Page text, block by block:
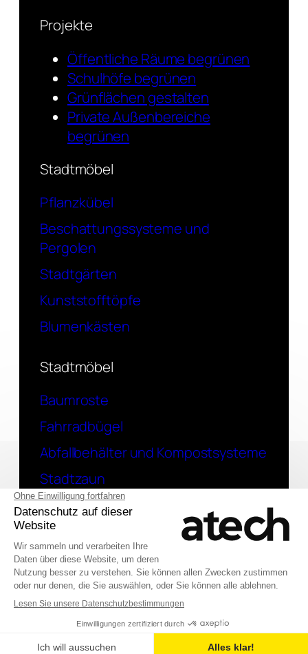
Projekte
Öffentliche Räume begrünen
Schulhöfe begrünen
Grünflächen gestalten
Private Außenbereiche
begrünen
Stadtmöbel
Pflanzkübel
Beschattungssysteme und
Pergolen
Stadtgärten
Kunststofftöpfe
Blumenkästen
Stadtmöbel
Baumroste
Fahrradbügel
Abfallbehälter und Kompostsysteme
Stadtzaun
Kontakt
Eine Frage? Kontaktieren Sie uns
© 2026 Atech SAS
Deutsch
Français